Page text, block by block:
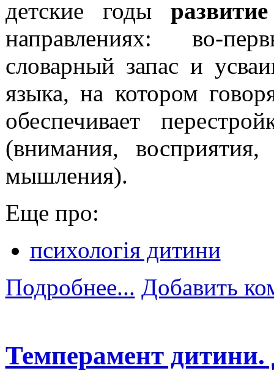
детские годы
направлениях: во-
словарный запас и
языка, на котором
обеспечивает
(внимания,
мышления).
Еще про:
психологія дитини
Подробнее... Добавить
Темперамент дитини.